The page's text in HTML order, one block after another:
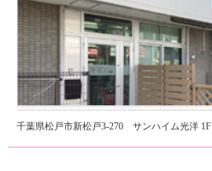
千葉県松戸市新松戸3-270 サンハイム光洋 1F